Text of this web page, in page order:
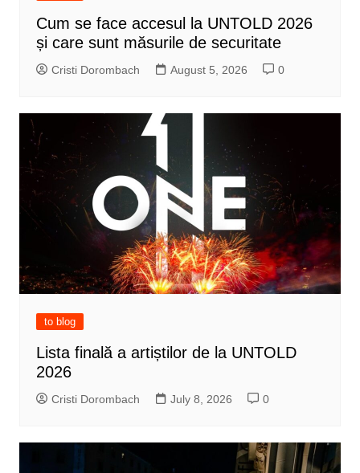
Cum se face accesul la UNTOLD 2026
și care sunt măsurile de securitate
Cristi Dorombach August 5, 2026 0
to blog
Lista finală a artiștilor de la UNTOLD
2026
Cristi Dorombach July 8, 2026 0